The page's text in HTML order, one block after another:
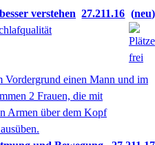
verstehen 27.211.16
neu